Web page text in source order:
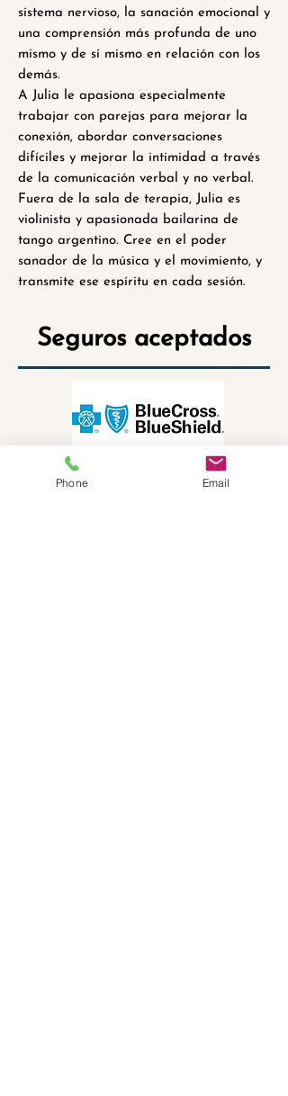
sistema nervioso, la sanación emocional y
una comprensión más profunda de uno
mismo y de sí mismo en relación con los
demás.
A Julia le apasiona especialmente
trabajar con parejas para mejorar la
conexión, abordar conversaciones
difíciles y mejorar la intimidad a través
de la comunicación verbal y no verbal.
Fuera de la sala de terapia, Julia es
violinista y apasionada bailarina de
tango argentino. Cree en el poder
sanador de la música y el movimiento, y
transmite ese espíritu en cada sesión.
Seguros aceptados
Phone Email